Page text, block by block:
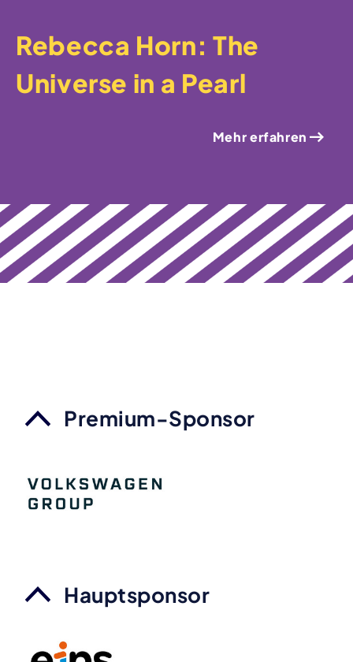
Rebecca Horn: The
Universe in a Pearl
Mehr erfahren
Premium-Sponsor
Hauptsponsor